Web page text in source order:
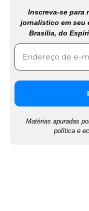
Inscreva-se para
jornalístico em seu
Brasília, do
Matérias apuradas
política e